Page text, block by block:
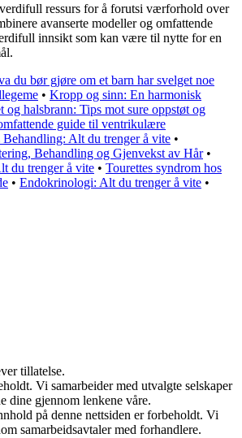
ressurs for å forutsi værforhold over
avanserte modeller og omfattende
innsikt som kan være til nytte for en
du bør gjøre om et barn har svelget noe
• Kropp og sinn: En harmonisk
og halsbrann: Tips mot sure oppstøt og
guide til ventrikulære
Alt du trenger å vite •
Behandling og Gjenvekst av Hår•
du trenger å vite • Tourettes syndrom hos
• Endokrinologi: Alt du trenger å vite •
tillatelse.
Vi samarbeider med utvalgte selskaper
dine gjennom lenkene våre.
på denne nettsiden er forbeholdt. Vi
samarbeidsavtaler med forhandlere.